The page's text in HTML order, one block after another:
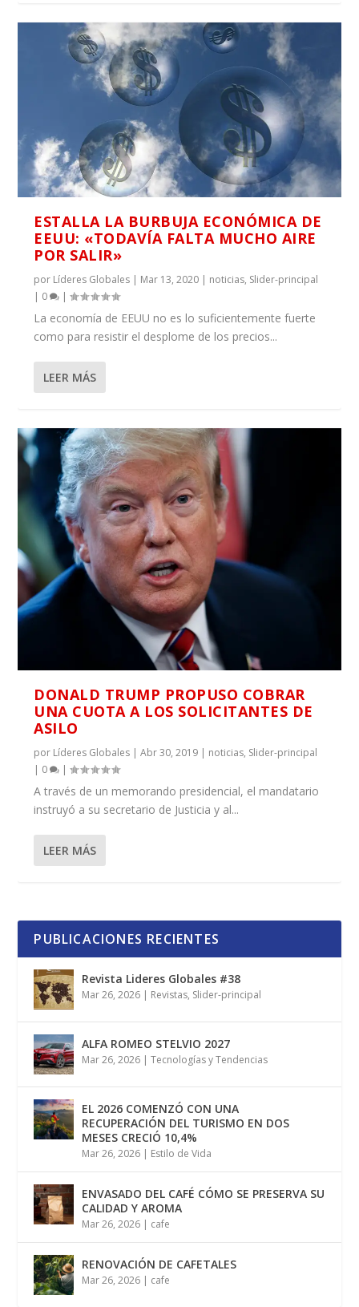
ESTALLA LA BURBUJA ECONÓMICA DE
EEUU: «TODAVÍA FALTA MUCHO AIRE
POR SALIR»
por Líderes Globales | Mar 13, 2020 | noticias, Slider-principal
| 0 |
La economía de EEUU no es lo suficientemente fuerte
como para resistir el desplome de los precios...
LEER MÁS
DONALD TRUMP PROPUSO COBRAR
UNA CUOTA A LOS SOLICITANTES DE
ASILO
por Líderes Globales |Abr 30, 2019 | noticias, Slider-principal
| 0 |
A través de un memorando presidencial, el mandatario
instruyó a su secretario de Justicia y al...
LEER MÁS
PUBLICACIONES RECIENTES
Revista Lideres Globales #38
Mar 26, 2026 | Revistas, Slider-principal
ALFA ROMEO STELVIO 2027
Mar 26, 2026 |Tecnologías y Tendencias
EL 2026 COMENZÓ CON UNA
RECUPERACIÓN DEL TURISMO EN DOS
MESES CRECIÓ 10,4%
Mar 26, 2026 | Estilo de Vida
ENVASADO DEL CAFÉ CÓMO SE PRESERVA SU
CALIDAD Y AROMA
Mar 26, 2026 | cafe
RENOVACIÓN DE CAFETALES
Mar 26, 2026 | cafe